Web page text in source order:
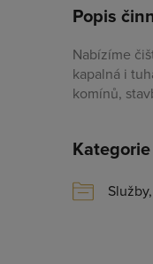
Popis
Nabízíme
kapalná i
komínů,
Kategorie